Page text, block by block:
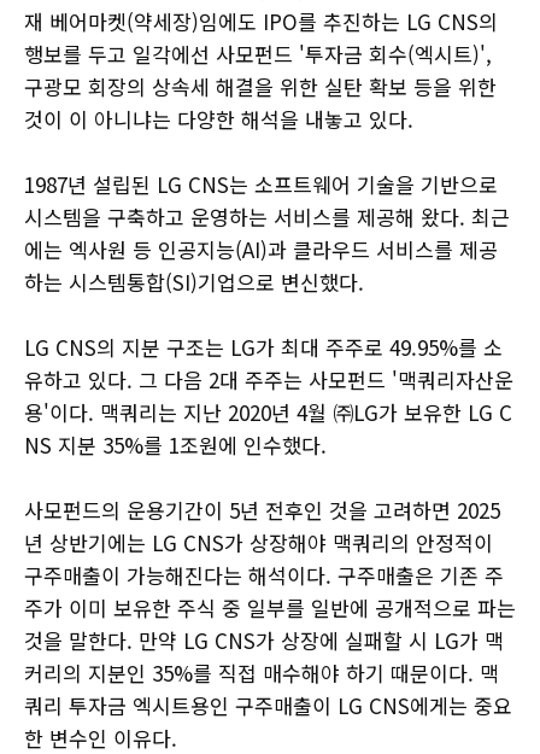
재 베어마켓(약세장)임에도 IPO를 추진하는 LG CNS의
행보를 두고 일각에선 사모펀드 '투자금 회수(엑시트)',
구광모 회장의 상속세 해결을 위한 실탄 확보 등을 위한
것이 이 아니냐는 다양한 해석을 내놓고 있다.
1987년 설립된 LG CNS는 소프트웨어 기술을 기반으로
시스템을 구축하고 운영하는 서비스를 제공해 왔다. 최근
에는 엑사원 등 인공지능(AI)과 클라우드 서비스를 제공
하는 시스템통합(SI)기업으로 변신했다.
LG CNS의 지분 구조는 LG가 최대 주주로 49.95%를 소
유하고 있다. 그 다음 2대 주주는 사모펀드 '맥쿼리자산운
용'이다. 맥쿼리는 지난 2020년 4월 ㈜LG가 보유한 LG C
NS 지분 35%를 1조원에 인수했다.
사모펀드의 운용기간이 5년 전후인 것을 고려하면 2025
년 상반기에는 LG CNS가 상장해야 맥쿼리의 안정적이
구주매출이 가능해진다는 해석이다. 구주매출은 기존 주
주가 이미 보유한 주식 중 일부를 일반에 공개적으로 파는
것을 말한다. 만약 LG CNS가 상장에 실패할 시 LG가 맥
커리의 지분인 35%를 직접 매수해야 하기 때문이다. 맥
쿼리 투자금 엑시트용인 구주매출이 LG CNS에게는 중요
한 변수인 이유다.